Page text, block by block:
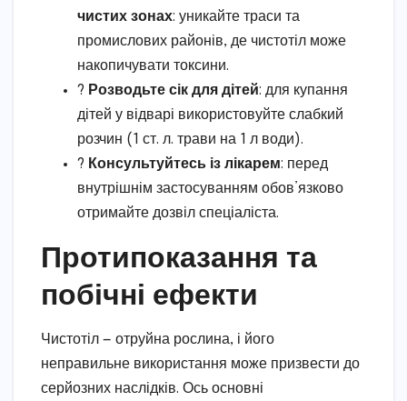
чистих зонах: уникайте траси та
промислових районів, де чистотіл може
накопичувати токсини.
? Розводьте сік для дітей: для купання
дітей у відварі використовуйте слабкий
розчин (1 ст. л. трави на 1 л води).
? Консультуйтесь із лікарем: перед
внутрішнім застосуванням обов’язково
отримайте дозвіл спеціаліста.
Протипоказання та
побічні ефекти
Чистотіл — отруйна рослина, і його
неправильне використання може призвести до
серйозних наслідків. Ось основні